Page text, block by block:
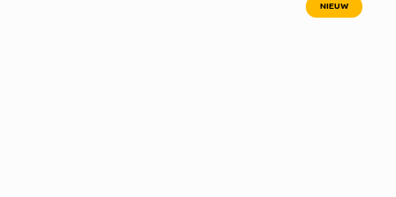
NIEUW